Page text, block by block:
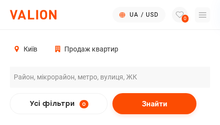
UA / USD
0
Київ Продаж квартир
Усі фільтри 0 Знайти